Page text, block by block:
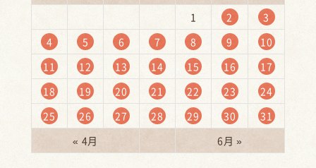
1
2
3
4
5 6 7 8 9
10
11
12 13 14 15 16
17
18
19 20 21 22 23
24
25
26 27 28 29 30
31
« 4月
6月 »